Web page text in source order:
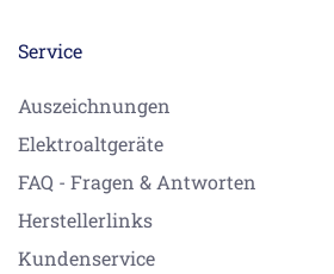
Service
Auszeichnungen
Elektroaltgeräte
FAQ - Fragen & Antworten
Herstellerlinks
Kundenservice